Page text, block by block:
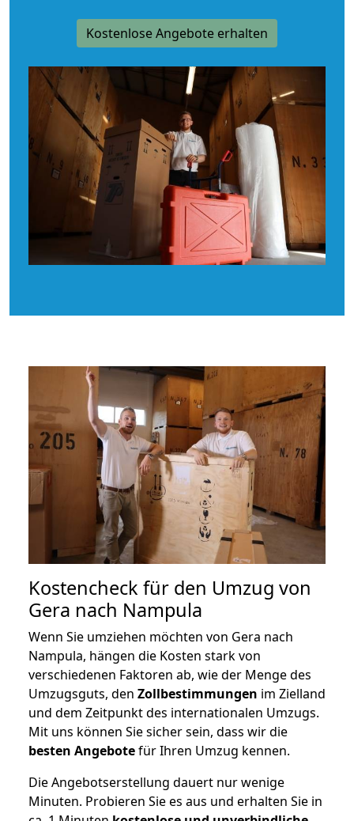
Kostenlose Angebote erhalten
Kostencheck für den Umzug von
Gera nach Nampula
Wenn Sie umziehen möchten von Gera nach
Nampula, hängen die Kosten stark von
verschiedenen Faktoren ab, wie der Menge des
Umzugsguts, den Zollbestimmungen im Zielland
und dem Zeitpunkt des internationalen Umzugs.
Mit uns können Sie sicher sein, dass wir die
besten Angebotefür Ihren Umzug kennen.
Die Angebotserstellung dauert nur wenige
Minuten. Probieren Sie es aus und erhalten Sie in